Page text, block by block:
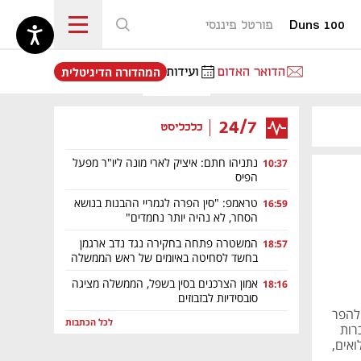
Duns 100 פורטל פיננסי
הדואר האדום ועידות
נפתח בכרטיסייה חדשה
המהדורה הדיגיטלית
24/7 כלכליסט
10:37 נתניהו חתם: איציק לארי מונה ליו"ר מפעל
הפיס
16:59 טראמפ: "סין הפרה לגמריי ההבנות בנושא
הסחר, לא נהיה יותר נחמדים"
18:57 המשטרה פתחה בחקירה נגד נדב ארגמן
בחשד לסחיטה באיומים של ראש הממשלה
18:16 אמון הצרכנים בסין בשפל, הממשלה מציגה
סובסידיות לבזבוזים
לכל הכתבות